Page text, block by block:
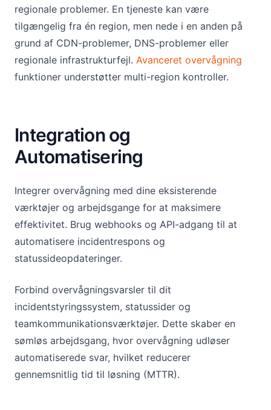
regionale problemer. En tjeneste kan være
tilgængelig fra én region, men nede i en anden på
grund af CDN-problemer, DNS-problemer eller
regionale infrastrukturfejl. Avanceret overvågning
funktioner understøtter multi-region kontroller.
Integration og
Automatisering
Integrer overvågning med dine eksisterende
værktøjer og arbejdsgange for at maksimere
effektivitet. Brug webhooks og API-adgang til at
automatisere incidentrespons og
statussideopdateringer.
Forbind overvågningsvarsler til dit
incidentstyringssystem, statussider og
teamkommunikationsværktøjer. Dette skaber en
sømløs arbejdsgang, hvor overvågning udløser
automatiserede svar, hvilket reducerer
gennemsnitlig tid til løsning (MTTR).